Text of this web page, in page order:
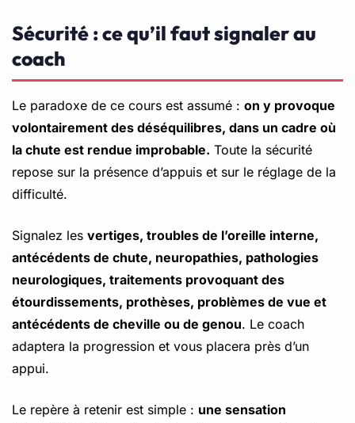
Sécurité : ce qu’il faut signaler au
coach
Le paradoxe de ce cours est assumé : on y provoque
volontairement des déséquilibres, dans un cadre où
la chute est rendue improbable. Toute la sécurité
repose sur la présence d’appuis et sur le réglage de la
difficulté.
Signalez les vertiges, troubles de l’oreille interne,
antécédents de chute, neuropathies, pathologies
neurologiques, traitements provoquant des
étourdissements, prothèses, problèmes de vue et
antécédents de cheville ou de genou. Le coach
adaptera la progression et vous placera près d’un
appui.
Le repère à retenir est simple : une sensation